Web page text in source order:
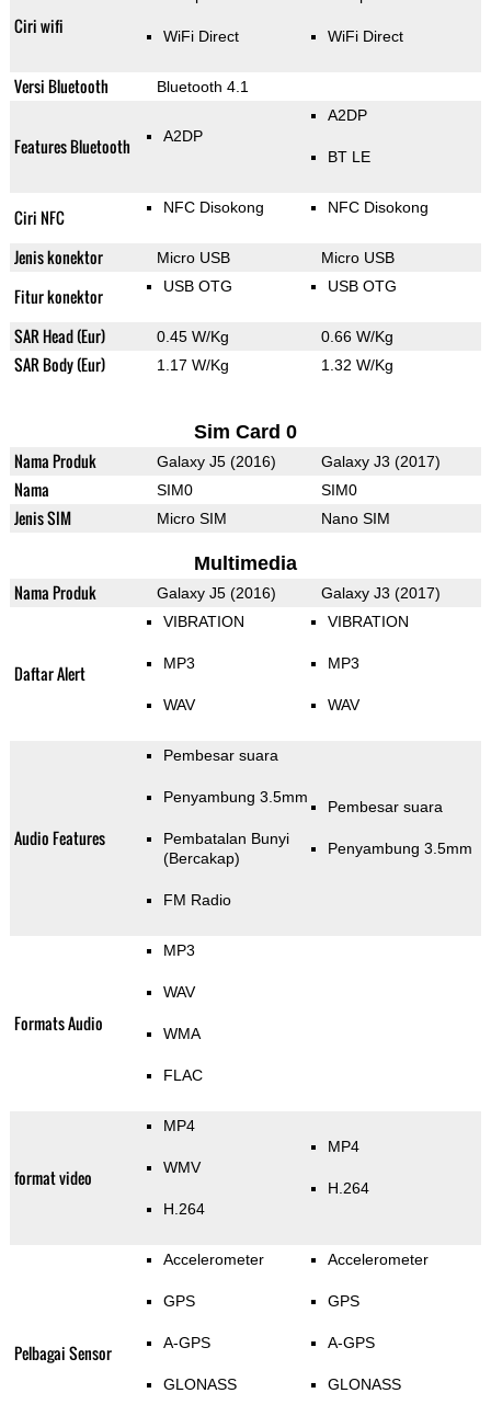
Ciri wifi WiFi Direct WiFi Direct
Versi Bluetooth Bluetooth 4.1
Features Bluetooth A2DP
A2DP
BT LE
Ciri NFC NFC Disokong NFC Disokong
Jenis konektor Micro USB Micro USB
Fitur konektor USB OTG USB OTG
SAR Head (Eur) 0.45 W/Kg 0.66 W/Kg
SAR Body (Eur) 1.17 W/Kg 1.32 W/Kg
Sim Card 0
Nama Produk Galaxy J5 (2016) Galaxy J3 (2017)
Nama SIM0 SIM0
Jenis SIM Micro SIM Nano SIM
Multimedia
Nama Produk Galaxy J5 (2016) Galaxy J3 (2017)
Daftar Alert
VIBRATION
MP3
WAV
VIBRATION
MP3
WAV
Audio Features
Pembesar suara
Penyambung 3.5mm
Pembatalan Bunyi
(Bercakap)
FM Radio
Pembesar suara
Penyambung 3.5mm
Formats Audio
MP3
WAV
WMA
FLAC
format video
MP4
WMV
H.264
MP4
H.264
Pelbagai Sensor
Accelerometer
GPS
A-GPS
GLONASS
Accelerometer
GPS
A-GPS
GLONASS